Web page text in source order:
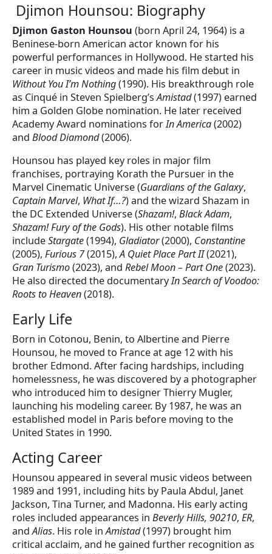
Djimon Hounsou: Biography
Djimon Gaston Hounsou (born April 24, 1964) is a
Beninese-born American actor known for his
powerful performances in Hollywood. He started his
career in music videos and made his film debut in
Without You I’m Nothing(1990). His breakthrough role
as Cinqué in Steven Spielberg’sAmistad(1997) earned
him a Golden Globe nomination. He later received
Academy Award nominations forIn America(2002)
and Blood Diamond(2006).
Hounsou has played key roles in major film
franchises, portraying Korath the Pursuer in the
Marvel Cinematic Universe (Guardians of the Galaxy,
Captain Marvel, What If…?) and the wizard Shazam in
the DC Extended Universe (Shazam!, Black Adam,
Shazam! Fury of the Gods). His other notable films
includeStargate(1994), Gladiator(2000), Constantine
(2005), Furious 7(2015),A Quiet Place Part II(2021),
Gran Turismo(2023), and Rebel Moon – Part One(2023).
He also directed the documentaryIn Search of Voodoo:
Roots to Heaven(2018).
Early Life
Born in Cotonou, Benin, to Albertine and Pierre
Hounsou, he moved to France at age 12 with his
brother Edmond. After facing hardships, including
homelessness, he was discovered by a photographer
who introduced him to designer Thierry Mugler,
launching his modeling career. By 1987, he was an
established model in Paris before moving to the
United States in 1990.
Acting Career
Hounsou appeared in several music videos between
1989 and 1991, including hits by Paula Abdul, Janet
Jackson, Tina Turner, and Madonna. His early acting
roles included appearances in Beverly Hills, 90210, ER,
andAlias. His role inAmistad(1997) brought him
critical acclaim, and he gained further recognition as